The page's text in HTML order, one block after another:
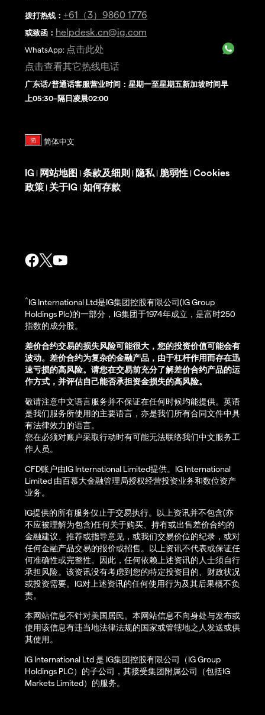
拨打热线 ： +61（3）9860 1776
或致函： helpdesk.cn@ig.com
WhatsApp: 点击此处
点击查看其它热线电话
广东话/普通话客服营业时间：星期一至星期五新加坡时间早
上05:30–隔日凌晨02:00
IG | 网站地图 | 条款及细则 | 隐私 | 脆弱性 | Cookies
政策 | 关于IG | 如何存款
^IG International Ltd是IG集团控股有限公司(IG Group
Holdings Plc)的一部分，IG集团于1974年成立，是富时250
指数的成分股。
差价合约交易的损失风险可能很大，您的投资价值可能会有
波动。差价合约为复杂的金融产品，由于杠杆作用而存在迅
速亏损的高风险。请您在交易前充分了解差价合约产品的运
作方式，并评估自己能否承担资金损失的高风险。
敬请注意中文语言服务并不保证在任何时候均能提供。英语
是我们服务所使用的主要语言，亦是我们所有合同文件中具
有法律效力的语言。
您在必须对账户采取行动时有可能无法联络我们中文服务工
作人员。
CFD账户由IG International Limited提供。IG International
Limited 由百慕大金融管理局授权经营投资业务和数位资产
业务。
IG提供的所有服务仅止于交易执行。以上资讯并不包含(亦
不应被理解为包含)任何关于购买、持有或出售差价合约的
金融建议、推荐或指导意见，或我们交易价位的纪录，或对
任何金融产品交易的报价或招售。以上资讯不代表或保证任
何准确性或完整性。因此，任何依赖上述资讯的人士须自行
承担风险。该资讯没有考虑到您的特定投资目的、财政状况
或投资需要。IG对上述资讯的任何使用行为及其后果概不负
责。
本网站信息不针对美国居民。本网站信息不向身处与发布或
使用该信息有违当地法律法规的国家或管辖地之人发送或供
其使用。
IG International Ltd 是 IG集团控股有限公司（IG Group
Holdings PLC）的子公司，其接受集团附属公司（包括IG
Markets Limited）的服务。